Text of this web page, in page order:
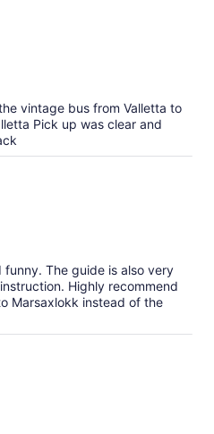
vintage bus from Valletta to
Pick up was clear and
The guide is also very
Highly recommend
Marsaxlokk instead of the